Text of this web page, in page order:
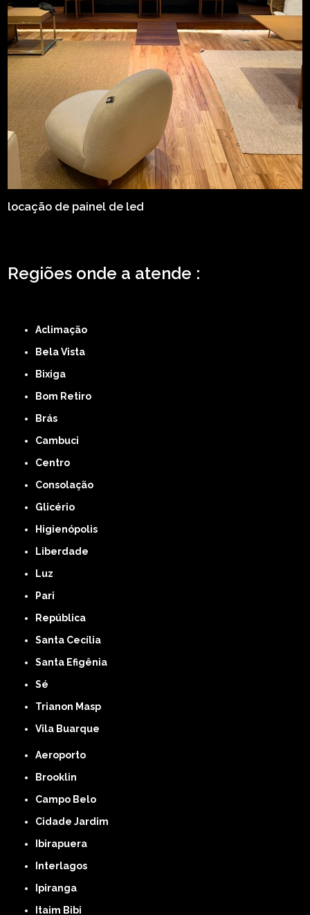
locação de painel de led
Regiões onde a atende :
Aclimação
Bela Vista
Bixiga
Bom Retiro
Brás
Cambuci
Centro
Consolação
Glicério
Higienópolis
Liberdade
Luz
Pari
República
Santa Cecília
Santa Efigênia
Sé
Trianon Masp
Vila Buarque
Aeroporto
Brooklin
Campo Belo
Cidade Jardim
Ibirapuera
Interlagos
Ipiranga
Itaim Bibi